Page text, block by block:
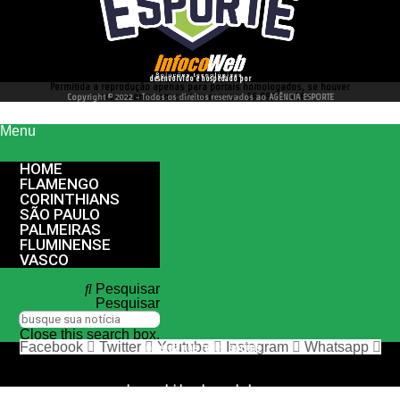
desenvolvido e hospedado por
Permitida a reprodução apenas para portais homologados, se houver
interesse entre em contato conosco 66 99977 4262
Copyright © 2022 - Todos os direitos reservados ao AGÊNCIA ESPORTE
Menu
HOME
FLAMENGO
CORINTHIANS
SÃO PAULO
PALMEIRAS
FLUMINENSE
VASCO
Pesquisar
Pesquisar
Close this search box.
nos siga nas redes sociais
Facebook Twitter Youtube Instagram Whatsapp
desenvolvido e hospedado por